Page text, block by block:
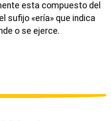
esta compuesto del
sufijo «ería» que indica
o se ejerce.